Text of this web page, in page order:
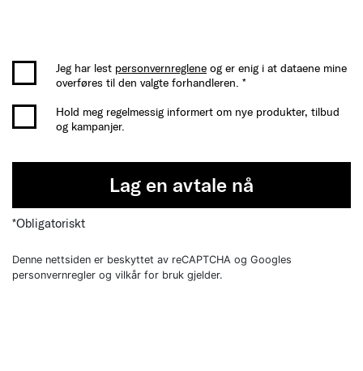
Jeg har lest personvernreglene og er enig i at dataene mine
overføres til den valgte forhandleren. *
Hold meg regelmessig informert om nye produkter, tilbud
og kampanjer.
Lag en avtale nå
*Obligatoriskt
Denne nettsiden er beskyttet av reCAPTCHA og Googles
personvernregler og vilkår for bruk gjelder.